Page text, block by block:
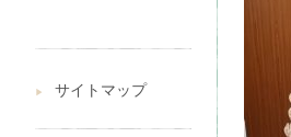
▶︎ サイトマップ